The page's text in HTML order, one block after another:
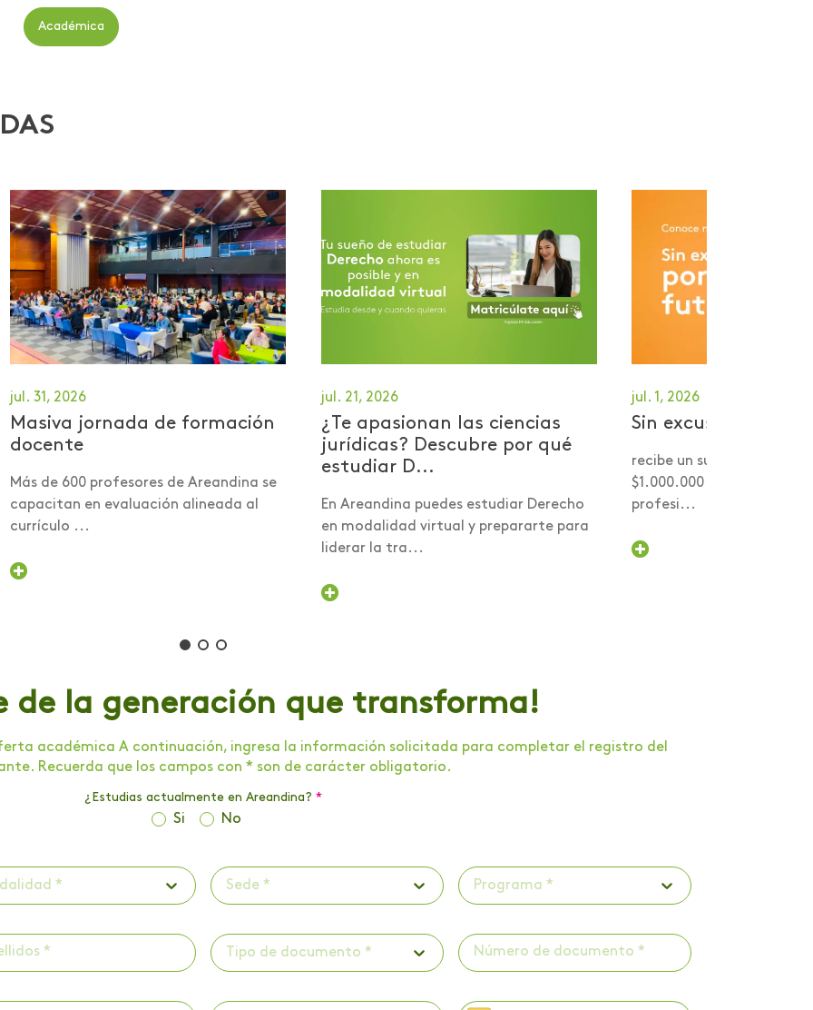
Académica
jul. 31, 2026
Masiva jornada de formación
docente
Más de 600 profesores de Areandina se
capacitan en evaluación alineada al
currículo ...
jul. 21, 2026
¿Te apasionan las ciencias
jurídicas? Descubre por qué
estudiar D...
En Areandina puedes estudiar Derecho
en modalidad virtual y prepararte para
liderar la tra...
jul. 1, 2026
Sin excusas por tu
recibe un subsidio desde
$1.000.000 para
profesi...
de la generación que transforma!
académica A continuación, ingresa la información solicitada para completar el registro del
Recuerda que los campos con * son de carácter obligatorio.
¿Estudias actualmente en Areandina? *
Si No
* Sede * Programa *
Tipo de documento *